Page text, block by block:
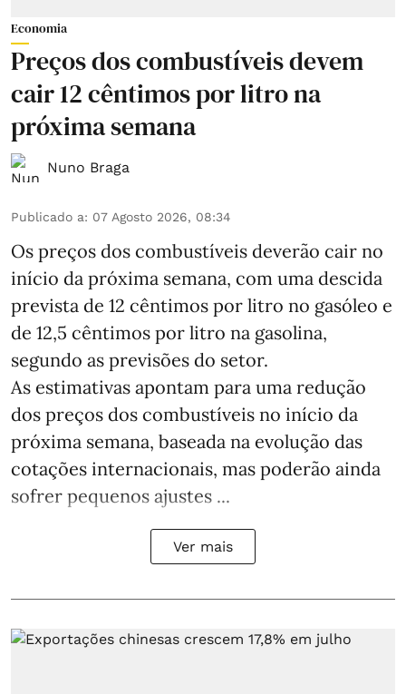
Economia
Preços dos combustíveis devem
cair 12 cêntimos por litro na
próxima semana
Nuno Braga
Publicado a: 07 Agosto 2026, 08:34
Os preços dos combustíveis deverão cair no
início da próxima semana, com uma descida
prevista de 12 cêntimos por litro no gasóleo e
de 12,5 cêntimos por litro na gasolina,
segundo as previsões do setor.
As estimativas apontam para uma redução
dos preços dos combustíveis no início da
próxima semana, baseada na evolução das
cotações internacionais, mas poderão ainda
sofrer pequenos ajustes ...
Ver mais